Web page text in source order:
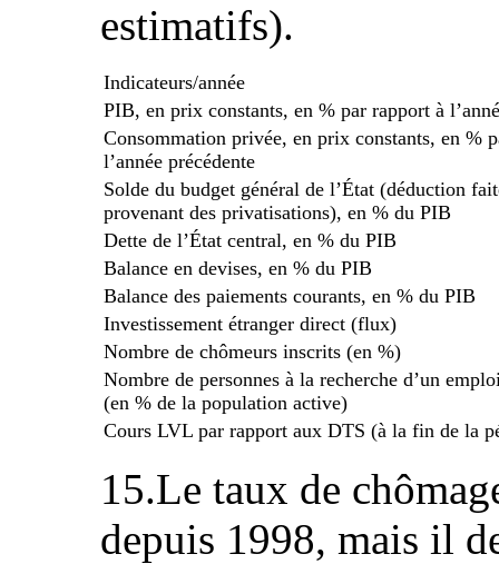
estimatifs).
Indicateurs/année
PIB, en prix constants, en % par rapport à
Consommation privée, en prix constants, en %
l’année précédente
Solde du budget général de l’État (déduction
provenant des privatisations), en % du PIB
Dette de l’État central, en % du PIB
Balance en devises, en % du PIB
Balance des paiements courants, en % du PIB
Investissement étranger direct (flux)
Nombre de chômeurs inscrits (en %)
Nombre de personnes à la recherche d’un
(en % de la population active)
Cours LVL par rapport aux DTS (à la fin de la
15.Le taux de
depuis 1998, mais il